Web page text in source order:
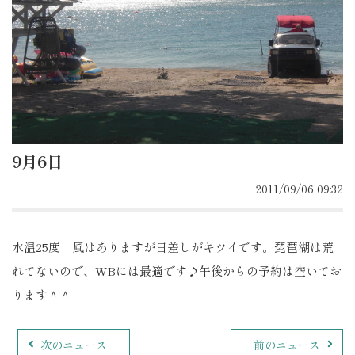
9月6日
2011/09/06 09:32
水温25度 風はありますが日差しがキツイです。琵琶湖は荒
れてないので、WBには最適です♪午後からの予約は空いてお
ります＾＾
次のニュース 前のニュース